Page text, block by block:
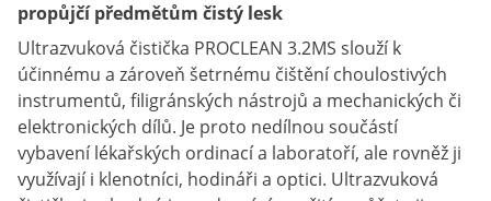
propůjčí předmětům čistý lesk
Ultrazvuková čistička PROCLEAN 3.2MS slouží k
účinnému a zároveň šetrnému čištění choulostivých
instrumentů, filigránských nástrojů a mechanických či
elektronických dílů. Je proto nedílnou součástí
vybavení lékařských ordinací a laboratoří, ale rovněž ji
využívají i klenotníci, hodináři a optici. Ultrazvuková